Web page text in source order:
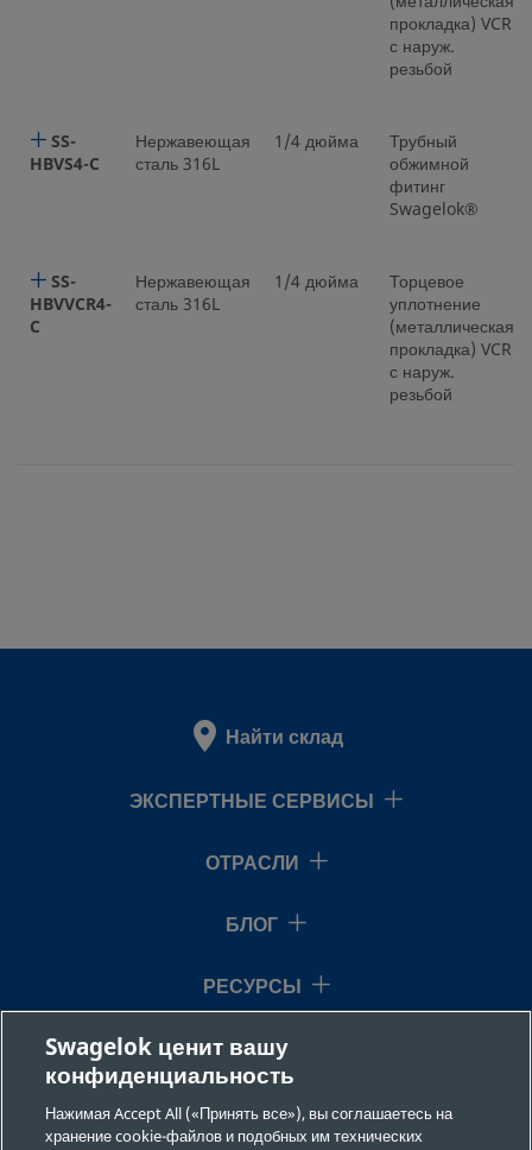
прокладка) VCR
с наруж.
резьбой
SS-
HBVS4-C
Нержавеющая
сталь 316L
1/4 дюйма
Трубный
обжимной
фитинг
Swagelok®
SS-
HBVVCR4-
C
Нержавеющая
сталь 316L
1/4 дюйма
Торцевое
уплотнение
(металлическая
прокладка) VCR
с наруж.
резьбой
Найти склад
ЭКСПЕРТНЫЕ СЕРВИСЫ
ОТРАСЛИ
БЛОГ
РЕСУРСЫ
О НАС
Swagelok ценит вашу
конфиденциальность
Нажимая Accept All («Принять все»), вы соглашаетесь на
хранение cookie-файлов и подобных им технических